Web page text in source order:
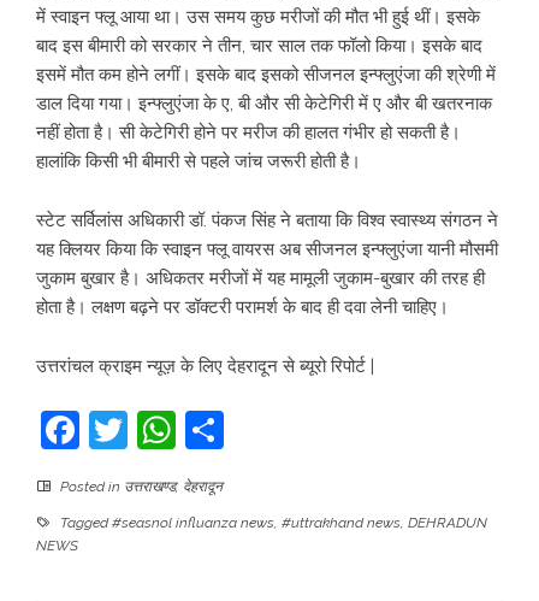
में स्वाइन फ्लू आया था। उस समय कुछ मरीजों की मौत भी हुई थीं। इसके
बाद इस बीमारी को सरकार ने तीन, चार साल तक फॉलो किया। इसके बाद
इसमें मौत कम होने लगीं। इसके बाद इसको सीजनल इन्फ्लुएंजा की श्रेणी में
डाल दिया गया। इन्फ्लुएंजा के ए, बी और सी केटेगिरी में ए और बी खतरनाक
नहीं होता है। सी केटेगिरी होने पर मरीज की हालत गंभीर हो सकती है।
हालांकि किसी भी बीमारी से पहले जांच जरूरी होती है।
स्टेट सर्विलांस अधिकारी डॉ. पंकज सिंह ने बताया कि विश्व स्वास्थ्य संगठन ने
यह क्लियर किया कि स्वाइन फ्लू वायरस अब सीजनल इन्फ्लुएंजा यानी मौसमी
जुकाम बुखार है। अधिकतर मरीजों में यह मामूली जुकाम-बुखार की तरह ही
होता है। लक्षण बढ़ने पर डॉक्टरी परामर्श के बाद ही दवा लेनी चाहिए।
उत्तरांचल क्राइम न्यूज़ के लिए देहरादून से ब्यूरो रिपोर्ट |
Facebook
TwitterWhatsApp
Posted in उत्तराखण्ड, देहरादून
Tagged#seasnol influanza news, #uttrakhand news, DEHRADUN
NEWS